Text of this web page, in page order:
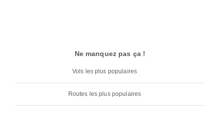
Ne manquez pas ça !
Vols les plus populaires
Routes les plus populaires